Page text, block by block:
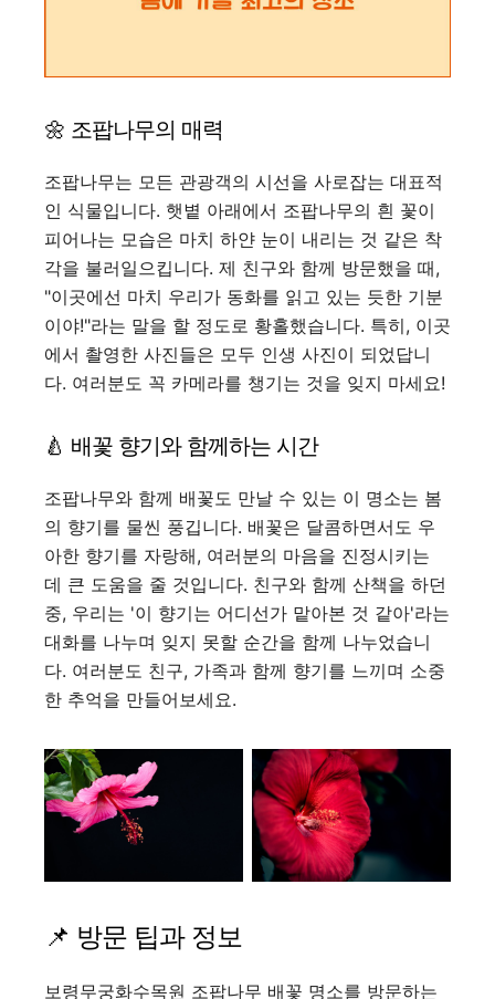
🌼 조팝나무의 매력
조팝나무는 모든 관광객의 시선을 사로잡는 대표적
인 식물입니다. 햇볕 아래에서 조팝나무의 흰 꽃이
피어나는 모습은 마치 하얀 눈이 내리는 것 같은 착
각을 불러일으킵니다. 제 친구와 함께 방문했을 때,
"이곳에선 마치 우리가 동화를 읽고 있는 듯한 기분
이야!"라는 말을 할 정도로 황홀했습니다. 특히, 이곳
에서 촬영한 사진들은 모두 인생 사진이 되었답니
다. 여러분도 꼭 카메라를 챙기는 것을 잊지 마세요!
🍐 배꽃 향기와 함께하는 시간
조팝나무와 함께 배꽃도 만날 수 있는 이 명소는 봄
의 향기를 물씬 풍깁니다. 배꽃은 달콤하면서도 우
아한 향기를 자랑해, 여러분의 마음을 진정시키는
데 큰 도움을 줄 것입니다. 친구와 함께 산책을 하던
중, 우리는 '이 향기는 어디선가 맡아본 것 같아'라는
대화를 나누며 잊지 못할 순간을 함께 나누었습니
다. 여러분도 친구, 가족과 함께 향기를 느끼며 소중
한 추억을 만들어보세요.
📌 방문 팁과 정보
보령무궁화수목원 조팝나무 배꽃 명소를 방문하는